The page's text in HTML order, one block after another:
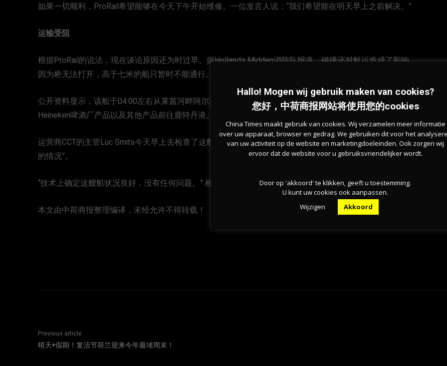
如果一切顺利，ProRail希望能够在今天下午开始维修。一位发言人说：“我们希望能在明天早上之前解决。”
运输受阻
根据ProRail的说法，现在谈论原因还为时过早。据Hollands Midden消防队报道，碰撞还对航运造成了影响。
因为桥无法打开，高于七米的船只暂时不能通行。
公开资料显示，该船于04:00左右从莱茵河畔阿尔芬的集装箱码头Alpherium出发。运输位于Zoeterwoude的
Heineken啤酒厂产品以及其他产品前往鹿特丹港。该船现已离开豪达，正在前往莫尔代克卸货。
运营商CCT的主管Luc Smits今天早上去检查了这艘船。他不知道事故是如何发生的，并称这是一个“非常奇怪
的情况”。
“技术上确定这艘船状况良好，没有任何问题。” 根据Smits的说法，船长经验丰富，熟悉该地区。
本文由中荷商报整理编译，未经允许不得转载！
Previous article
晴天+假期！复活节荷兰迎来今年最堵周末！
Hallo! Mogen wij gebruik maken van cookies?
您好，中荷商报网站将使用您的cookies
China Times maakt gebruik van cookies. Wij verzamelen meer informatie
over uw apparaat, browser en gedrag. We gebruiken dit voor het
van uw activiteit op de website en marketingdoeleinden. Ook zorgen wij
ervoor dat de website voor u gebruiksvriendelijker wordt.
Door op 'akkoord' te klikken, geeft u toestemming.
U kunt uw cookies ook aanpassen.
Wijzigen
Akkoord